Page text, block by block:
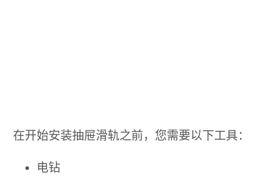
在开始安装抽屉滑轨之前，您需要以下工具：
电钻